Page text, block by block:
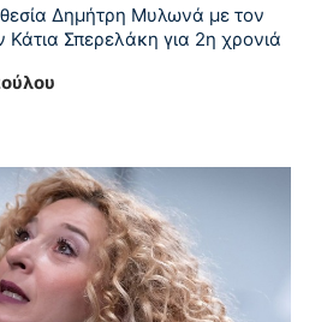
Δημήτρη Μυλωνά με τον
Κάτια Σπερελάκη για 2η χρονιά